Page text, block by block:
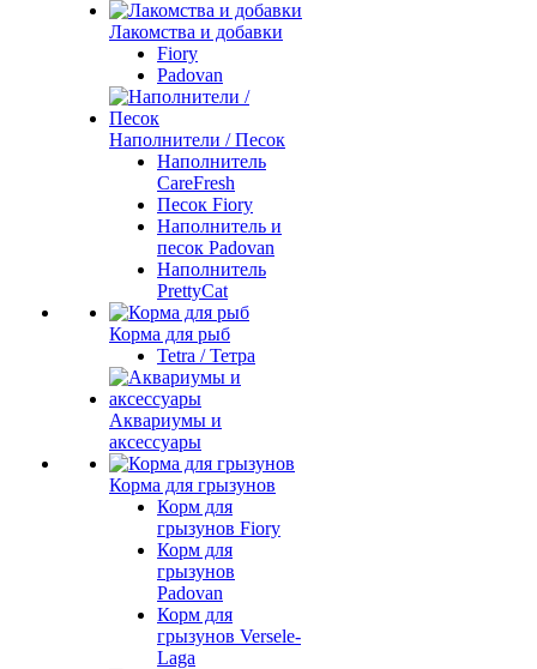
Лакомства и добавки
Fiory
Padovan
Наполнители / Песок
Наполнитель
CareFresh
Песок Fiory
Наполнитель и
песок Padovan
Наполнитель
PrettyCat
Корма для рыб
Tetra / Тетра
Аквариумы и
аксессуары
Корма для грызунов
Корм для
грызунов Fiory
Корм для
грызунов
Padovan
Корм для
грызунов Versele-
Laga